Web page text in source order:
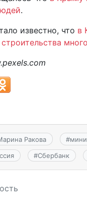
.
известно, что в
pexels.com
Ракова #
#Сбербанк